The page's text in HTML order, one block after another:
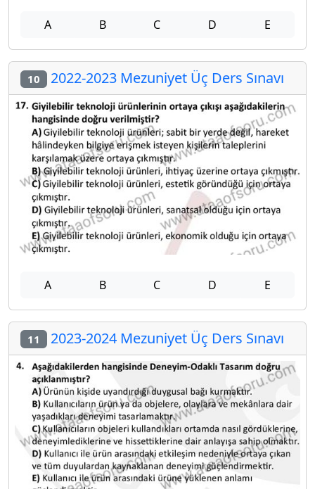
A B C D E
10 2022-2023 Mezuniyet Üç Ders Sınavı
A B C D E
11 2023-2024 Mezuniyet Üç Ders Sınavı